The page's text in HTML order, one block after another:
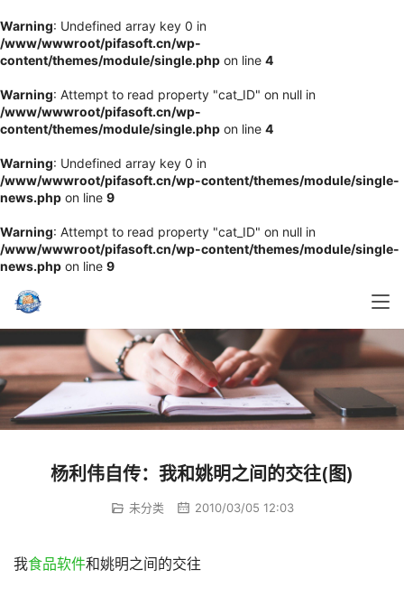
Warning: Undefined array key 0 in
/www/wwwroot/pifasoft.cn/wp-
content/themes/module/single.php on line 4
Warning: Attempt to read property "cat_ID" on null in
/www/wwwroot/pifasoft.cn/wp-
content/themes/module/single.php on line 4
Warning: Undefined array key 0 in
/www/wwwroot/pifasoft.cn/wp-content/themes/module/single-
news.php on line 9
Warning: Attempt to read property "cat_ID" on null in
/www/wwwroot/pifasoft.cn/wp-content/themes/module/single-
news.php on line 9
杨利伟自传：我和姚明之间的交往(图)
未分类 2010/03/05 12:03
我食品软件和姚明之间的交往